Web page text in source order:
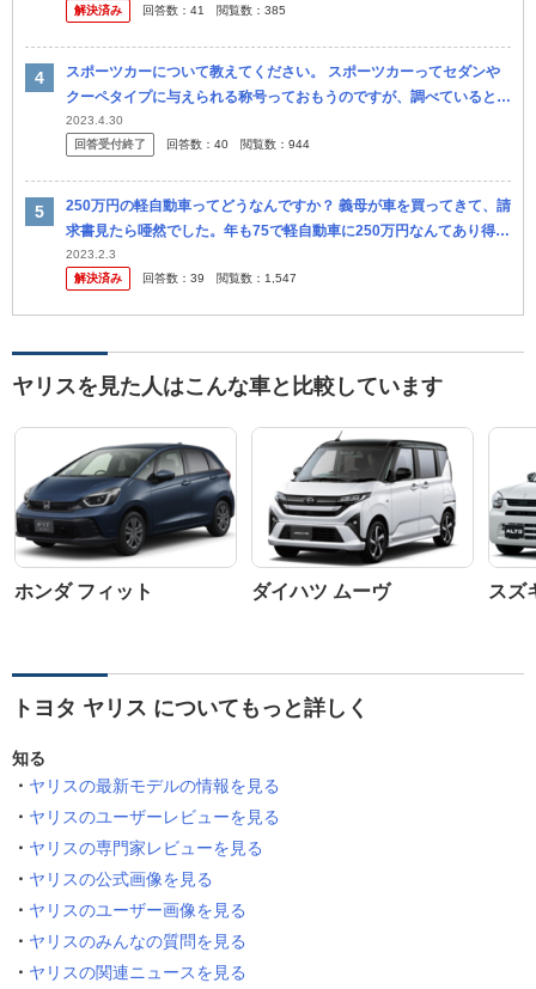
解決済み
回答数： 41 閲覧数： 385
スポーツカーについて教えてください。 スポーツカーってセダンや
クーペタイプに与えられる称号っておもうのですが、調べていると箱
型？アルトワークスとかマーチとかスイフトスポーツとかGRヤリス
などもス...
2023.4.30
回答受付終了
回答数： 40 閲覧数： 944
250万円の軽自動車ってどうなんですか？ 義母が車を買ってきて、請
求書見たら唖然でした。年も75で軽自動車に250万円なんてあり得ま
すか？ 私なんて200万円のヤリスですよ。 #ヤリス #ヤリ...
2023.2.3
解決済み
回答数： 39 閲覧数： 1,547
ヤリスを見た人はこんな車と比較しています
ホンダ フィット ダイハツ ムーヴ スズ
トヨタ ヤリス についてもっと詳しく
知る
ヤリスの最新モデルの情報を見る
ヤリスのユーザーレビューを見る
ヤリスの専門家レビューを見る
ヤリスの公式画像を見る
ヤリスのユーザー画像を見る
ヤリスのみんなの質問を見る
ヤリスの関連ニュースを見る